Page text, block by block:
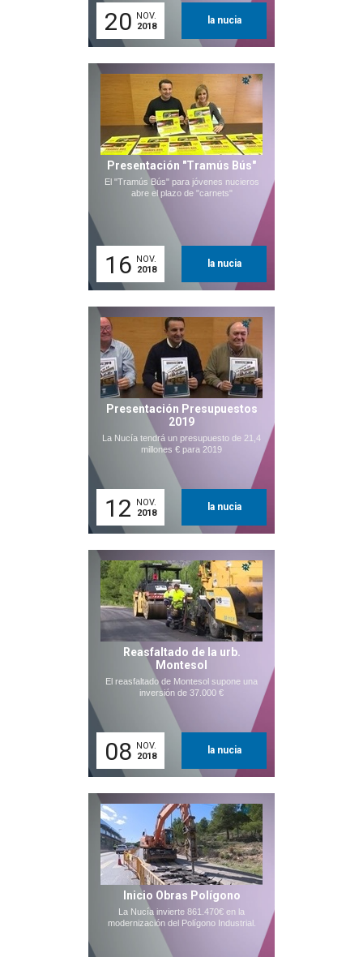
20 NOV.
2018
la nucia
Presentación "Tramús Bús"
El "Tramús Bús" para jóvenes nucieros
abre el plazo de "carnets"
16 NOV.
2018
la nucia
Presentación Presupuestos
2019
La Nucía tendrá un presupuesto de 21,4
millones € para 2019
12
NOV.
2018
la nucia
Reasfaltado de la urb.
Montesol
El reasfaltado de Montesol supone una
inversión de 37.000 €
08 NOV.
2018
la nucia
Inicio Obras Polígono
La Nucía invierte 861.470€ en la
modernización del Polígono Industrial.